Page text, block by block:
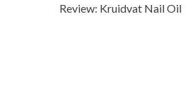
Review: Kruidvat Nail Oil